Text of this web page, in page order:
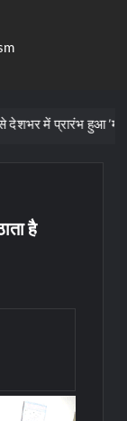
’मीडियेशन फॉर दि
है